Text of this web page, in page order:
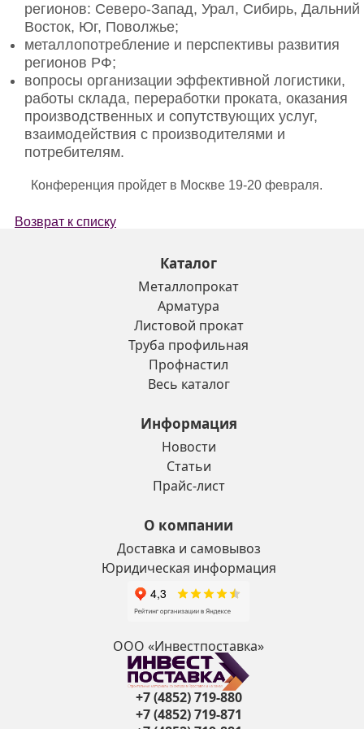
регионов: Северо-Запад, Урал, Сибирь, Дальний
Восток, Юг, Поволжье;
металлопотребление и перспективы развития
регионов РФ;
вопросы организации эффективной логистики,
работы склада, переработки проката, оказания
производственных и сопутствующих услуг,
взаимодействия с производителями и
потребителям.
Конференция пройдет в Москве 19-20 февраля.
Возврат к списку
Каталог
Металлопрокат
Арматура
Листовой прокат
Труба профильная
Профнастил
Весь каталог
Информация
Новости
Статьи
Прайс-лист
О компании
Доставка и самовывоз
Юридическая информация
ООО «Инвестпоставка»
+7 (4852) 719-880
+7 (4852) 719-871